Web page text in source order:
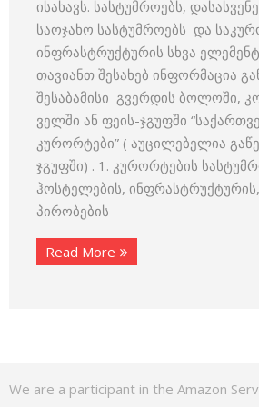
ისახავს. სასტუმროებს,
საოჯახო სასტუმროებს და
ინფრასტრუქტურის სხვა
თავიანთ შესახებ ინფორმაცია
შესაბამისი გვერდის ბოლოში,
ველში ან ფეის-ჯგუფში
კურორტები” ( აუცილებელია
ჯგუფში) . 1. კურორტების
ჰოსტელების,
პირობების
Read More
We are a participant in the Amazon